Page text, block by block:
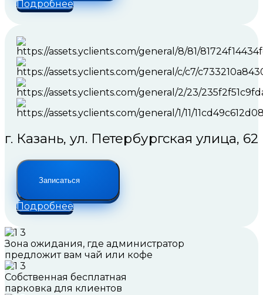
Подробнее
г. Казань, ул. Петербургская улица, 62
Записаться
Подробнее
Зона ожидания, где администратор
предложит вам чай или кофе
Собственная бесплатная
парковка для клиентов